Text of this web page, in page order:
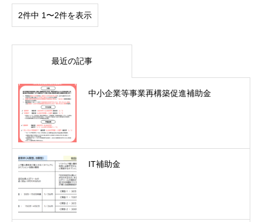
2件中 1〜2件を表示
最近の記事
中小企業等事業再構築促進補助金
IT補助金